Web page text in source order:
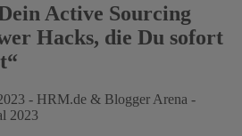
Active Sourcing
Hacks, die Du sofort
- HRM.de & Blogger Arena -
2023